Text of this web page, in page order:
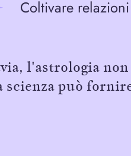
Coltivare
l'astrologia non
scienza può